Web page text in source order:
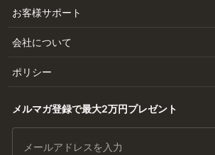
お客様サポート
会社について
ポリシー
メルマガ登録で最大2万円プレゼント
メールアドレスを入力